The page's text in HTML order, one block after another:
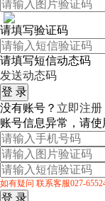
请填写验证码
请填写短信动态码
发送动态码
没有账号？ 立即注册
账号信息异常，请
如有疑问 联系客服027-